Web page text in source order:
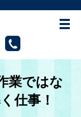
業ではな
仕事！